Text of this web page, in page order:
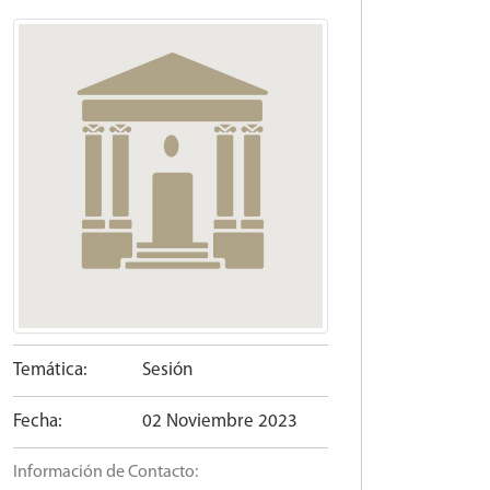
Temática: Sesión
Fecha: 02 Noviembre 2023
Información de Contacto: